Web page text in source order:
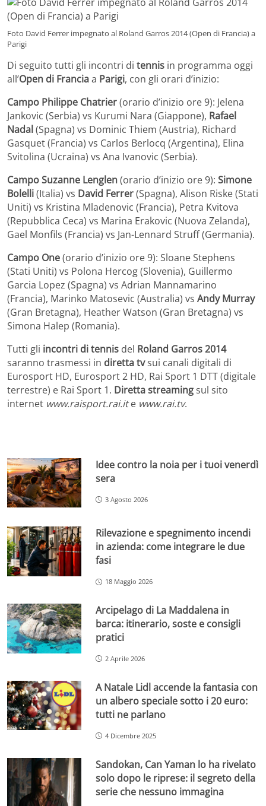
Foto David Ferrer impegnato al Roland Garros 2014 (Open di Francia) a
Parigi
Di seguito tutti gli incontri di tennis in programma oggi
all’Open di Franciaa Parigi, con gli orari d’inizio:
Campo Philippe Chatrier(orario d’inizio ore 9): Jelena
Jankovic (Serbia) vs Kurumi Nara (Giappone), Rafael
Nadal(Spagna) vs Dominic Thiem (Austria), Richard
Gasquet (Francia) vs Carlos Berlocq (Argentina), Elina
Svitolina (Ucraina) vs Ana Ivanovic (Serbia).
Campo Suzanne Lenglen(orario d’inizio ore 9): Simone
Bolelli(Italia) vs David Ferrer(Spagna), Alison Riske (Stati
Uniti) vs Kristina Mladenovic (Francia), Petra Kvitova
(Repubblica Ceca) vs Marina Erakovic (Nuova Zelanda),
Gael Monfils (Francia) vs Jan-Lennard Struff (Germania).
Campo One(orario d’inizio ore 9): Sloane Stephens
(Stati Uniti) vs Polona Hercog (Slovenia), Guillermo
Garcia Lopez (Spagna) vs Adrian Mannamarino
(Francia), Marinko Matosevic (Australia) vs Andy Murray
(Gran Bretagna), Heather Watson (Gran Bretagna) vs
Simona Halep (Romania).
Tutti gli incontri di tennis del Roland Garros 2014
saranno trasmessi in diretta tvsui canali digitali di
Eurosport HD, Eurosport 2 HD, Rai Sport 1 DTT (digitale
terrestre) e Rai Sport 1. Diretta streamingsul sito
internet www.raisport.rai.ite www.rai.tv.
Idee contro la noia per i tuoi venerdì
sera
3 Agosto 2026
Rilevazione e spegnimento incendi
in azienda: come integrare le due
fasi
18 Maggio 2026
Arcipelago di La Maddalena in
barca: itinerario, soste e consigli
pratici
2 Aprile 2026
A Natale Lidl accende la fantasia con
un albero speciale sotto i 20 euro:
tutti ne parlano
4 Dicembre 2025
Sandokan, Can Yaman lo ha rivelato
solo dopo le riprese: il segreto della
serie che nessuno immagina